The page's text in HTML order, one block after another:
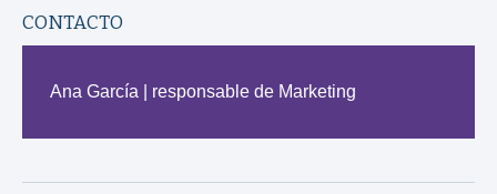
CONTACTO
Ana García | responsable de Marketing